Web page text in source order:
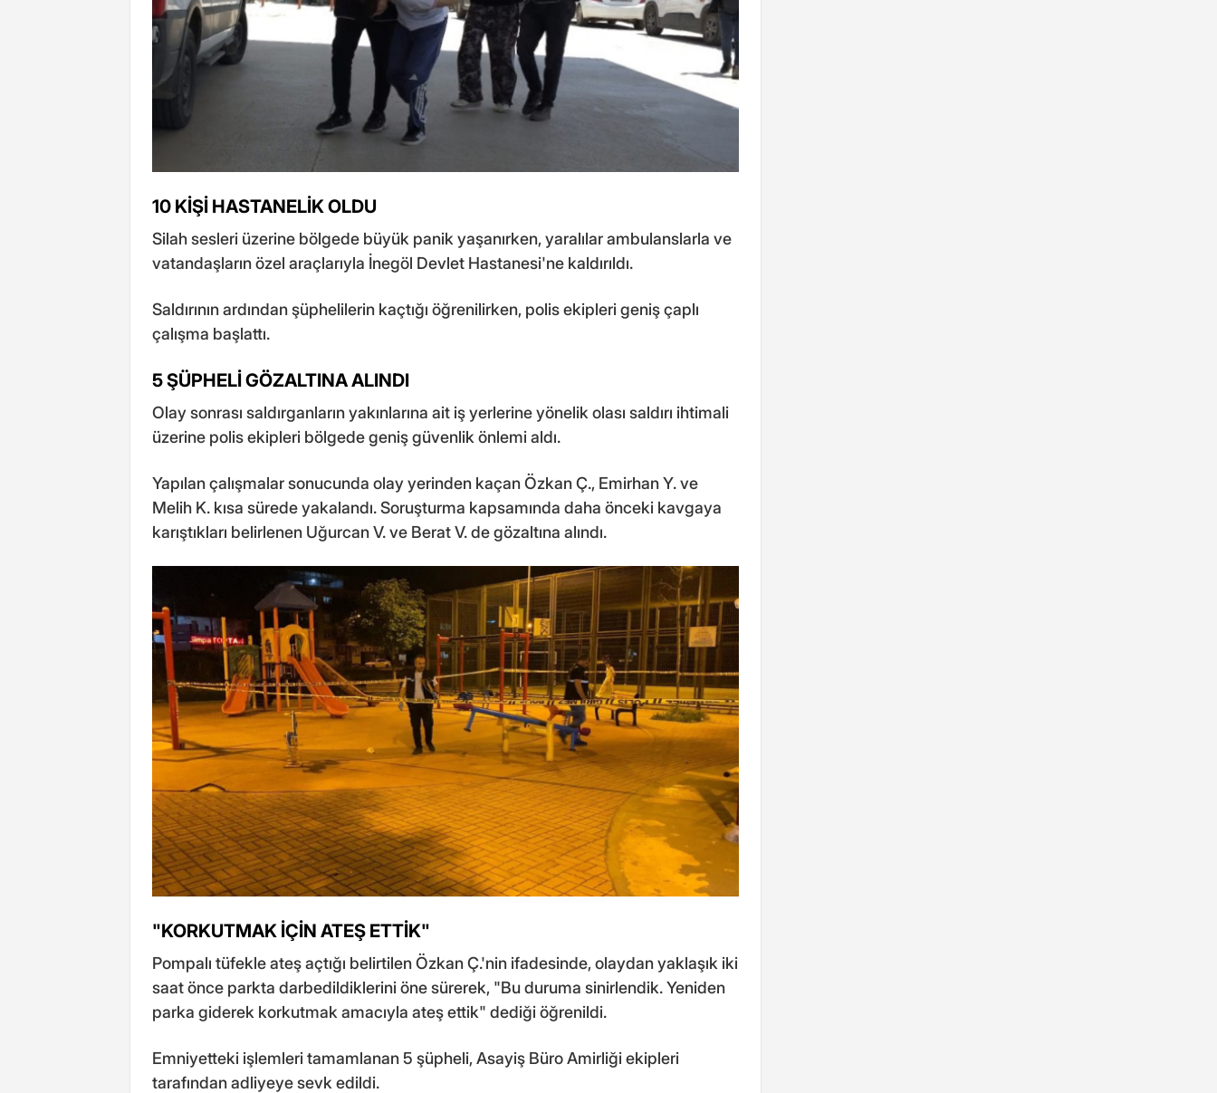
10 KİŞİ HASTANELİK OLDU
Silah sesleri üzerine bölgede büyük panik yaşanırken, yaralılar ambulanslarla ve
vatandaşların özel araçlarıyla İnegöl Devlet Hastanesi'ne kaldırıldı.
Saldırının ardından şüphelilerin kaçtığı öğrenilirken, polis ekipleri geniş çaplı
çalışma başlattı.
5 ŞÜPHELİ GÖZALTINA ALINDI
Olay sonrası saldırganların yakınlarına ait iş yerlerine yönelik olası saldırı ihtimali
üzerine polis ekipleri bölgede geniş güvenlik önlemi aldı.
Yapılan çalışmalar sonucunda olay yerinden kaçan Özkan Ç., Emirhan Y. ve
Melih K. kısa sürede yakalandı. Soruşturma kapsamında daha önceki kavgaya
karıştıkları belirlenen Uğurcan V. ve Berat V. de gözaltına alındı.
"KORKUTMAK İÇİN ATEŞ ETTİK"
Pompalı tüfekle ateş açtığı belirtilen Özkan Ç.'nin ifadesinde, olaydan yaklaşık iki
saat önce parkta darbedildiklerini öne sürerek, "Bu duruma sinirlendik. Yeniden
parka giderek korkutmak amacıyla ateş ettik" dediği öğrenildi.
Emniyetteki işlemleri tamamlanan 5 şüpheli, Asayiş Büro Amirliği ekipleri
tarafından adliyeye sevk edildi.